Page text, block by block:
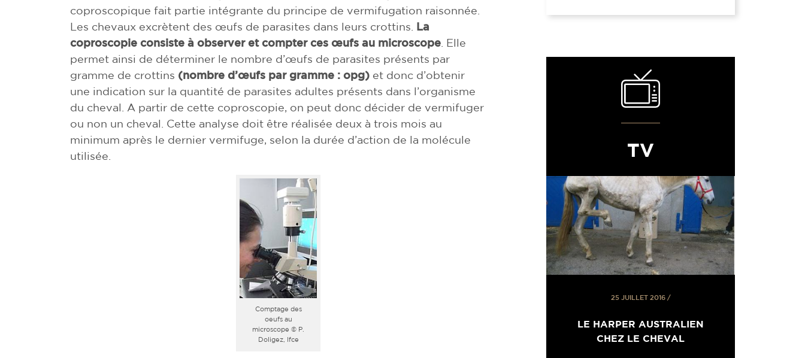
coproscopique fait partie intégrante du principe de vermifugation raisonnée.
Les chevaux excrètent des œufs de parasites dans leurs crottins. La
coproscopie consiste à observer et compter ces œufs au microscope . Elle
permet ainsi de déterminer le nombre d’œufs de parasites présents par
gramme de crottins (nombre d’œufs par gramme : opg) et donc d’obtenir
une indication sur la quantité de parasites adultes présents dans l’organisme
du cheval. A partir de cette coproscopie, on peut donc décider de vermifuger
ou non un cheval. Cette analyse doit être réalisée deux à trois mois au
minimum après le dernier vermifuge, selon la durée d’action de la molécule
utilisée.
Comptage des
oeufs au
microscope © P.
Doligez, Ifce
TV
25 JUILLET 2016/
LE HARPER AUSTRALIEN
CHEZ LE CHEVAL